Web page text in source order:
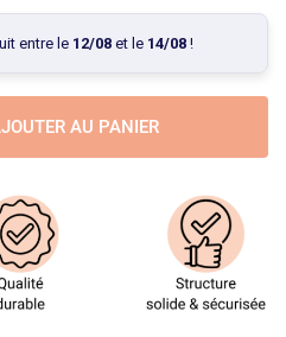
entre le 12/08et le 14/08!
AU PANIER